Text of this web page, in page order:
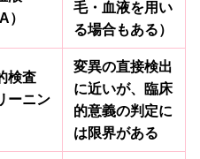
）
毛・血液を用い
る場合もある）
検査
ーニン
変異の直接検出
に近いが、臨床
的意義の判定に
は限界がある